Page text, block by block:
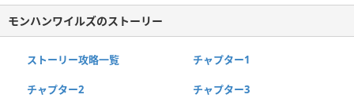
モンハンワイルズのストーリー
ストーリー攻略一覧 チャプター1
チャプター2 チャプター3